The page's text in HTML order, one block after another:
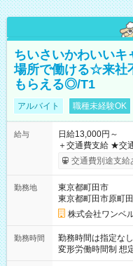
ちいさいかわいいキ
場所で働ける☆来社
もらえる◎/T1
アルバイト 職種未経験OK
給与
日給13,000円～
＋交通費支給 ★交通費全額支給！ ┗案件により規定あり ★日払
いOK！（規定あ
ンビニATMから 日払い
交通費別途支給
勤務地
東京都町田市
東京都町田市原町
株式会社ワンベ
勤務時間
勤務時間は指定なし
変形労働時間制 想定労働時間
～21：00